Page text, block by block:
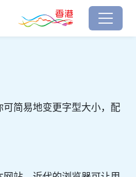
香港品牌
简易地变更字型大小，配